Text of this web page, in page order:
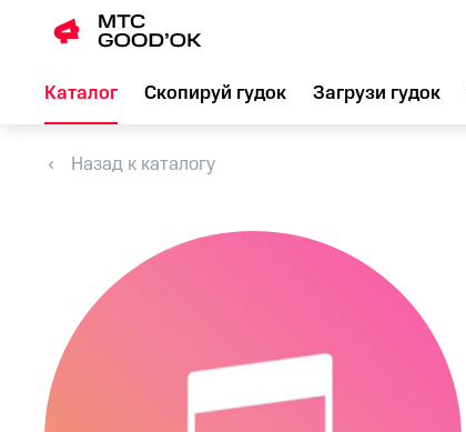
Каталог Скопируй гудок Загрузи гудок
Назад к каталогу